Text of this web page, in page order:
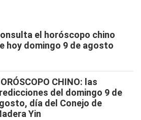
el horóscopo chino
hoy domingo 9 de agosto
CHINO: las
del domingo 9 de
día del Conejo de
Yin